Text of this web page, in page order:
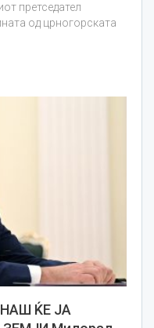
претседател
од црногорската
ЌЕ ЈА